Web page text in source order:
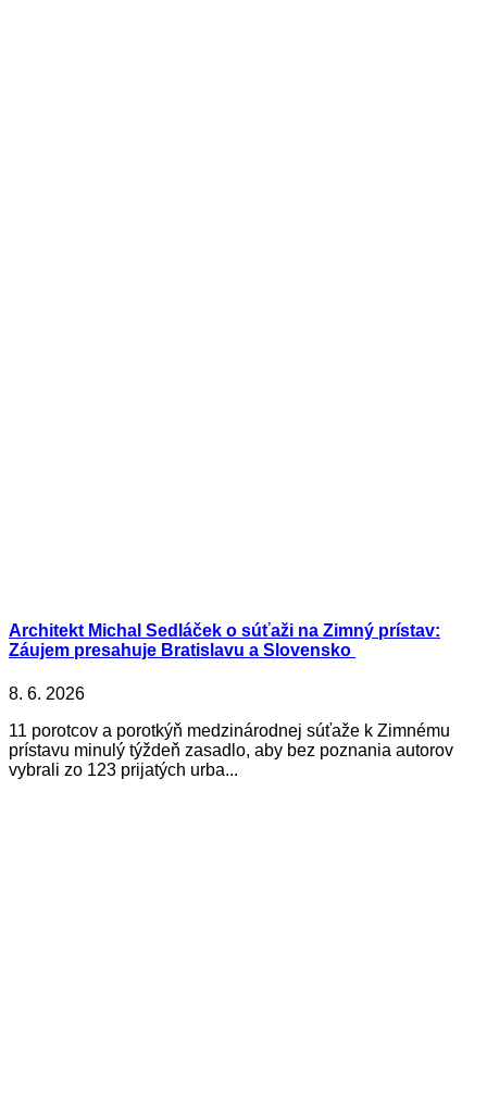
Architekt Michal Sedláček o súťaži na Zimný prístav:
Záujem presahuje Bratislavu a Slovensko
8. 6. 2026
11 porotcov a porotkýň medzinárodnej súťaže k Zimnému
prístavu minulý týždeň zasadlo, aby bez poznania autorov
vybrali zo 123 prijatých urba...